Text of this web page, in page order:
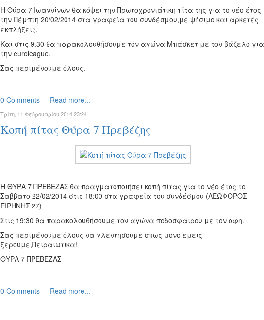
Η Θύρα 7 Ιωαννίνων θα κόψει την Πρωτοχρονιάτικη πίτα της για το νέο έτος
την Πέμπτη 20/02/2014 στα γραφεία του συνδέσμου,με ψήσιμο και αρκετές
εκπλήξεις.
Και στις 9.30 θα παρακολουθήσουμε τον αγώνα Μπάσκετ με τον βάζελο για
την euroleague.
Σας περιμένουμε όλους.
0 Comments Read more...
Τρίτη, 11 Φεβρουαρίου 2014 23:24
Κοπή πίτας Θύρα 7 Πρεβέζης
Η ΘΥΡΑ 7 ΠΡΕΒΕΖΑΣ θα πραγματοποιήσει κοπή πίτας για το νέο έτος το
Σαββατο 22/02/2014 στις 18:00 στα γραφεία του συνδέσμου (ΛΕΩΦΟΡΟΣ
ΕΙΡΗΝΗΣ 27).
Στις 19:30 θα παρακολουθήσουμε τον αγώνα ποδοσφαιρου με τον οφη.
Σας περιμένουμε όλους να γλεντησουμε οπως μονο εμεις
ξερουμε,Πειραιωτικα!
ΘΥΡΑ 7 ΠΡΕΒΕΖΑΣ
0 Comments Read more...